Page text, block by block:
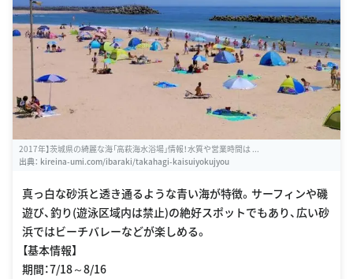
2017年】茨城県の綺麗な海「高萩海水浴場」情報！水質や営業時間は ...
出典： kireina-umi.com/ibaraki/takahagi-kaisuiyokujyou
真っ白な砂浜と透き通るような青い海が特徴。サーフィンや磯
遊び、釣り(遊泳区域内は禁止)の絶好スポットでもあり、広い砂
浜ではビーチバレーなどが楽しめる。
【基本情報】
期間：7/18～8/16